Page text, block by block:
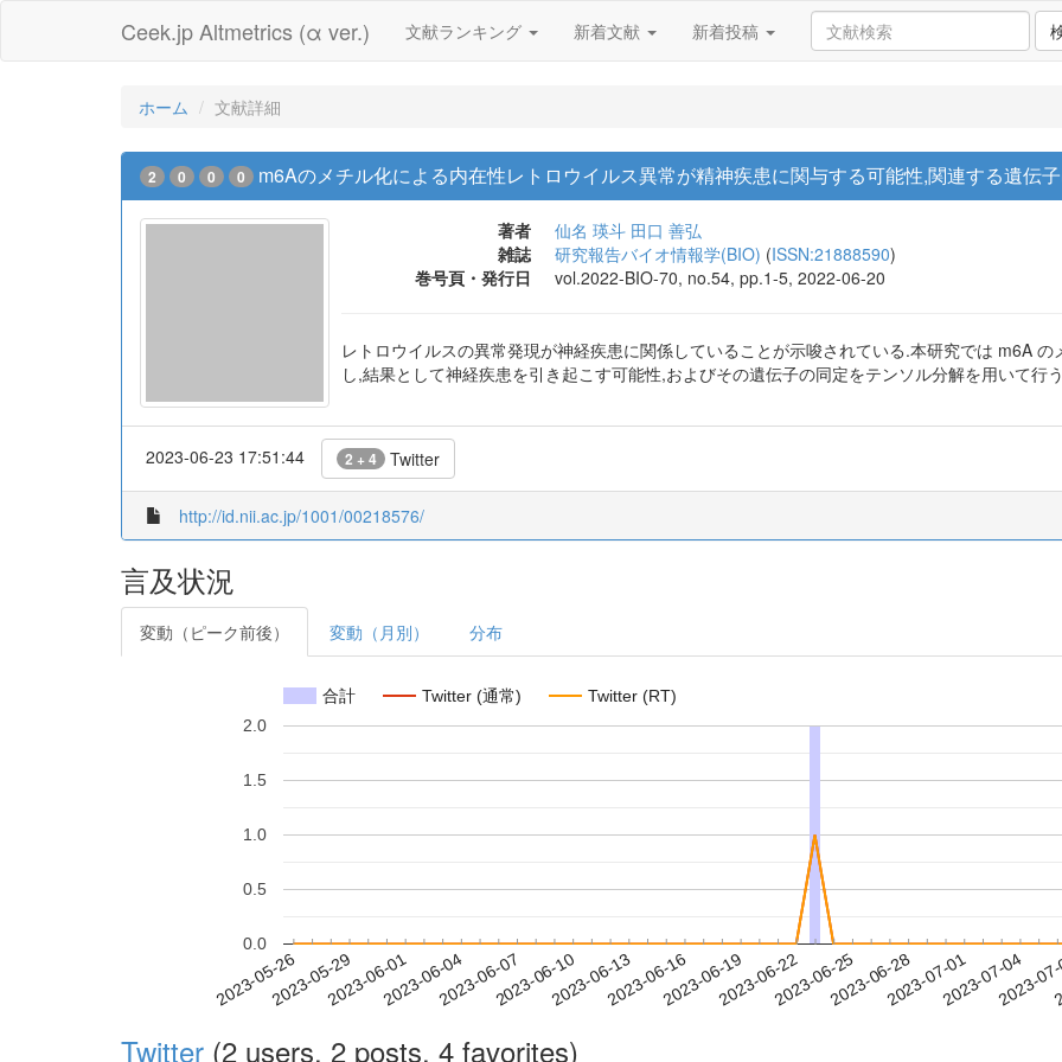
Ceek.jp Altmetrics (α ver.) 文献ランキング 新着文献 新着投稿
ホーム 文献詳細
2 0 0 0 m6Aのメチル化による内在性レトロウイルス異常が精神疾患に関与する可能性,関連する遺伝
著者 仙名 瑛斗 田口 善弘
雑誌
研究報告バイオ情報学(BIO) (ISSN:21888590)
巻号頁・発行日
vol.2022-BIO-70, no.54, pp.1-5, 2022-06-20
レトロウイルスの異常発現が神経疾患に関係していることが示唆されている.本研究では m6A
し,結果として神経疾患を引き起こす可能性,およびその遺伝子の同定をテンソル分解を用いて行
2023-06-23 17:51:44 2 + 4 Twitter
http://id.nii.ac.jp/1001/00218576/
言及状況
変動（ピーク前後） 変動（月別） 分布
合計 Twitter (通常) Twitter (RT)
2023-05-262023-05-292023-06-012023-06-042023-06-072023-06-102023-06-132023-06-162023-06-192023-06-222023-06-252023-06-282023-07-012023-07-04
2023-
0.0
0.5
1.0
1.5
2.0
Twitter (2 users, 2 posts, 4 favorites)